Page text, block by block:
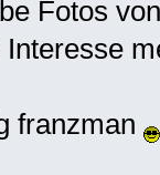
Fotos
Interesse
franzman